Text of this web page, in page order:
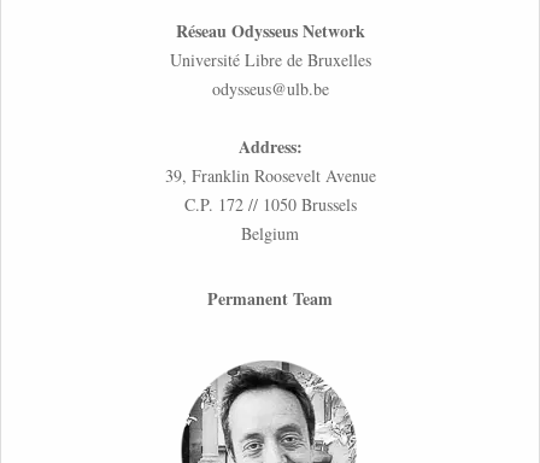
NEFIS and CJEU Overview by our member Carolus
Inaugural lecture by our member Lilian Tsourdi:
“Rethinking European Migration Law and Policy:
Constitutional Foundations, Administrative
26th March 2026
“EU Migration and Asylum Pact – Legal and Political
Aspects of Implementation Preparations”
International Conference
Réseau Odysseus Network
Université Libre de Bruxelles
odysseus@ulb.be
Address:
39, Franklin Roosevelt Avenue
C.P. 172 // 1050 Brussels
Belgium
Permanent Team